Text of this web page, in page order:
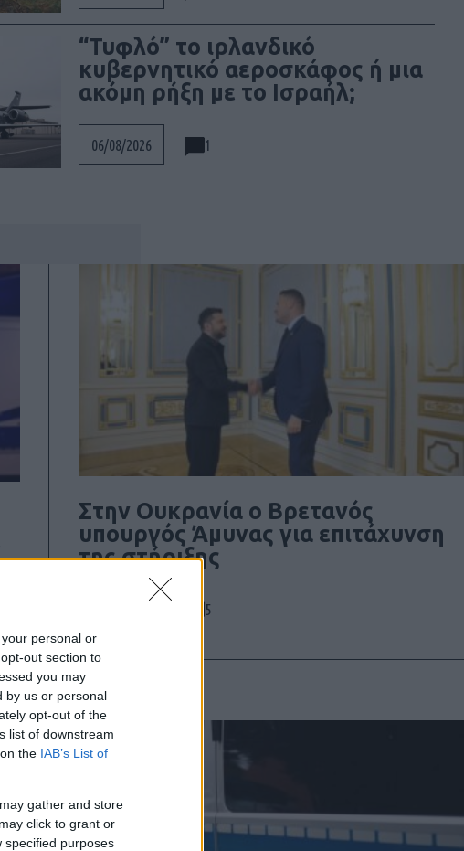
personal or
out section to
you may
by us or personal
opt-out of the
list of downstream
the IAB’s List of
gather and store
click to grant or
specified purposes
“Τυφλό” το ιρλανδικό
κυβερνητικό αεροσκάφος ή μια
ακόμη ρήξη με το Ισραήλ;
06/08/2026 1
Στην Ουκρανία ο Βρετανός
υπουργός Άμυνας για επιτάχυνση
της στήριξης
5